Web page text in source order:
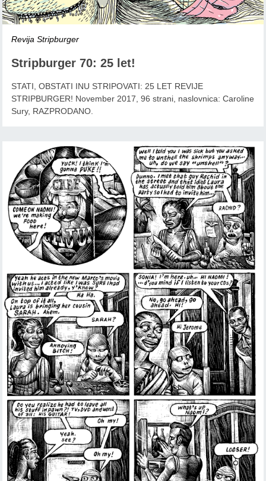
Revija Stripburger
Stripburger 70: 25 let!
STATI, OBSTATI INU STRIPOVATI: 25 LET REVIJE
STRIPBURGER! November 2017, 96 strani, naslovnica: Caroline
Sury, RAZPRODANO.